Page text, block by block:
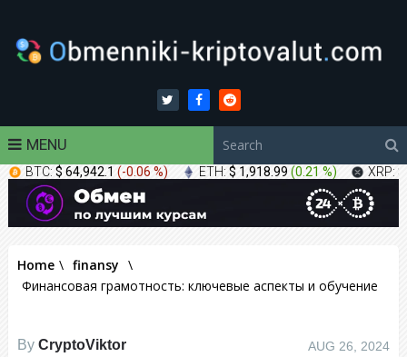
MENU
BTC: $ 64,942.1 (-0.06 %) ETH: $ 1,918.99 (0.21 %) XRP:
Home \ finansy \
Финансовая грамотность: ключевые аспекты и обучение
By CryptoViktor AUG 26, 2024